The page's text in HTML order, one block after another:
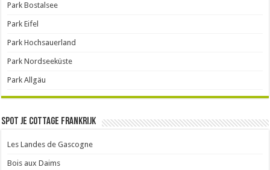
Park Bostalsee
Park Eifel
Park Hochsauerland
Park Nordseeküste
Park Allgäu
Spot je cottage Frankrijk
Les Landes de Gascogne
Bois aux Daims